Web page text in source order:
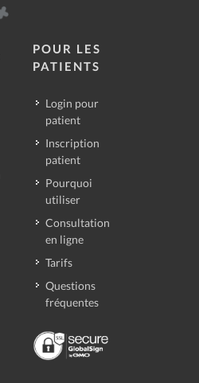
POUR LES
PATIENTS
Login pour
patient
Inscription
patient
Pourquoi
utiliser
Consultation
en ligne
Tarifs
Questions
fréquentes